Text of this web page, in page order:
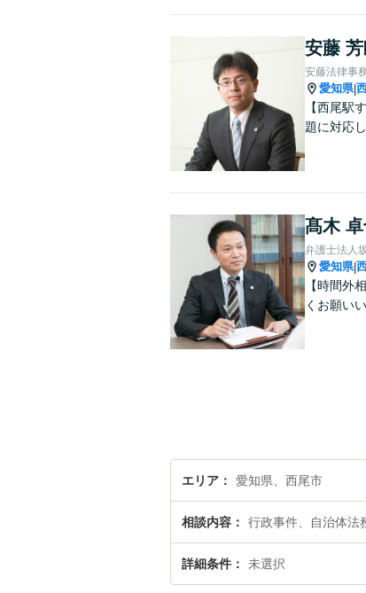
安藤 芳
安藤法律事
愛知県|
【西尾駅
題に対応
髙木
弁護士法人
愛知県|
【時間外
くお願い
エリア 愛知県、西尾市
相談内容 行政事件、自治体法
詳細条件 未選択